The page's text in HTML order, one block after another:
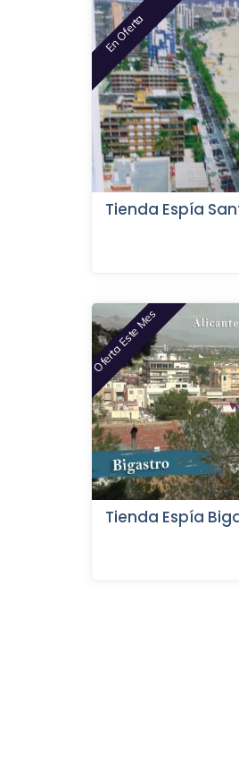
En Oferta
Tienda Espía
Oferta Este Mes
Tienda Espía